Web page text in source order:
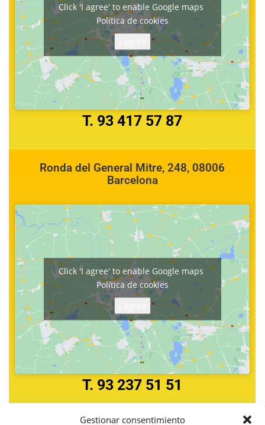
Gestionar consentimiento
Click 'I agree' to enable Google maps
Política de cookies
T. 93 417 57 87
Ronda del General Mitre, 248, 08006
Barcelona
Click 'I agree' to enable Google maps
Política de cookies
T. 93 237 51 51